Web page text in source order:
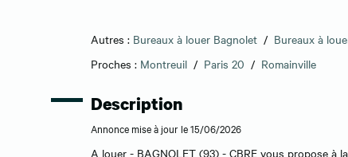
Autres : Bureaux à louer Bagnolet / Bureaux à
Proches : Montreuil / Paris 20 / Romainville
Description
Annonce mise à jour le 15/06/2026
A louer - BAGNOLET (93) - CBRE vous propose à